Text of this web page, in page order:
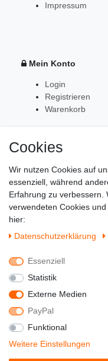
Impressum
Mein Konto
Login
Registrieren
Warenkorb
Zahlung & Versand
Cookies
Wir nutzen Cookies auf
essenziell, während
Erfahrung zu verbessern.
verwendeten Cookies
hier:
Daten­schutz­erklärung
Essenziell
Statistik
Externe Medien
PayPal
Funktional
Weitere Einstellungen